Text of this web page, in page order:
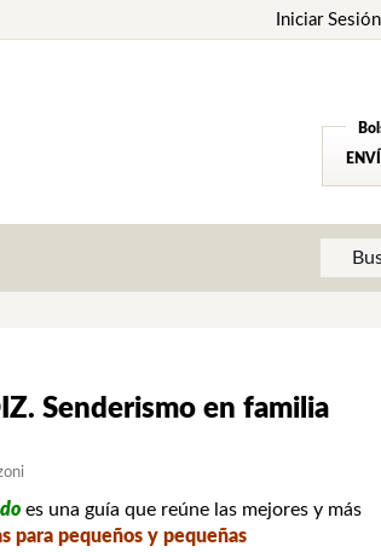
Iniciar Sesión
Senderismo en familia
es una guía que reúne las mejores y más
para pequeños y pequeñas